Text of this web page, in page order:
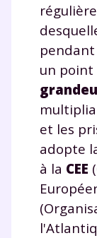
pendant
un point
et les
adopte
à la CEE